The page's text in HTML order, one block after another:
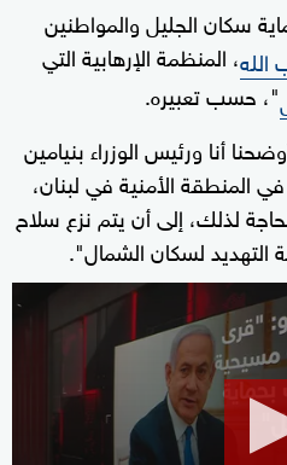
سكان الجليل والمواطنين
الله، المنظمة الإرهابية التي
"، حسب تعبيره.
أنا ورئيس الوزراء بنيامين
المنطقة الأمنية في لبنان،
لذلك، إلى أن يتم نزع سلاح
التهديد لسكان الشمال".
seconds
minutes,